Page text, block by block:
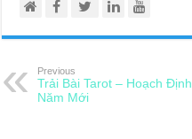
Previous
Trải Bài Tarot – Hoạch Định
Năm Mới